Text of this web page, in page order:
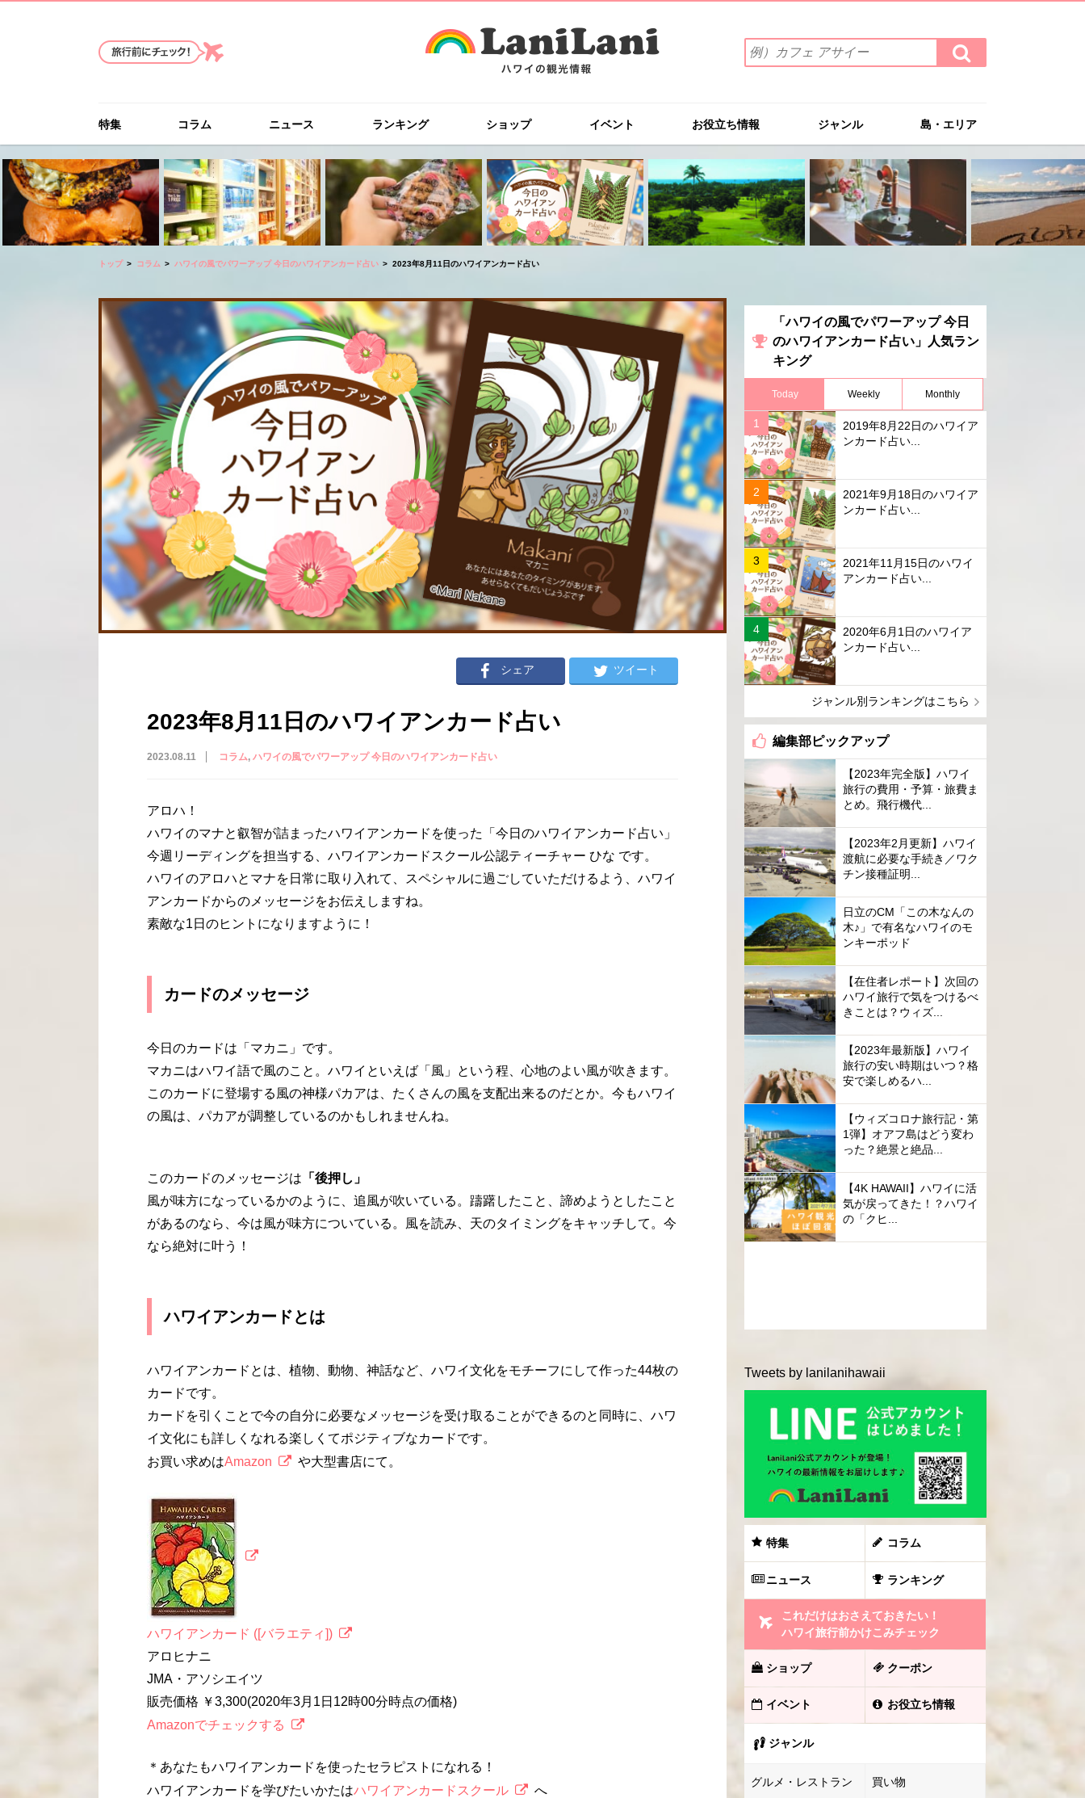
索
ワ
を
入
力
(例）
カ
フ
ェ
イ
検
索
す
特集 コラム ニュース ランキング ショップ イベント お役立ち情報 ジャンル 島・エリア
トップ コラム ハワイの風でパワーアップ 今日のハワイアンカード占い 2023年8月11日のハワイアンカード占い
シェア ツイート
2023年8月11日のハワイアンカード占い
2023.08.11 コラム ハワイの風でパワーアップ 今日のハワイアンカード占い
アロハ！
ハワイのマナと叡智が詰まったハワイアンカードを使った「今日のハワイアンカード占い」
今週リーディングを担当する、ハワイアンカードスクール公認ティーチャー ひな です。
ハワイのアロハとマナを日常に取り入れて、スペシャルに過ごしていただけるよう、ハワイ
アンカードからのメッセージをお伝えしますね。
素敵な1日のヒントになりますように！
カードのメッセージ
今日のカードは「マカニ」です。
マカニはハワイ語で風のこと。ハワイといえば「風」という程、心地のよい風が吹きます。
このカードに登場する風の神様パカアは、たくさんの風を支配出来るのだとか。今もハワイ
の風は、パカアが調整しているのかもしれませんね。
このカードのメッセージは 「後押し」
風が味方になっているかのように、追風が吹いている。躊躇したこと、諦めようとしたこと
があるのなら、今は風が味方についている。風を読み、天のタイミングをキャッチして。今
なら絶対に叶う！
ハワイアンカードとは
ハワイアンカードとは、植物、動物、神話など、ハワイ文化をモチーフにして作った44枚の
カードです。
カードを引くことで今の自分に必要なメッセージを受け取ることができるのと同時に、ハワ
イ文化にも詳しくなれる楽しくてポジティブなカードです。
お買い求めはAmazon や大型書店にて。
ハワイアンカード ([バラエティ])
アロヒナニ
JMA・アソシエイツ
販売価格 ￥3,300(2020年3月1日12時00分時点の価格)
Amazonでチェックする
＊あなたもハワイアンカードを使ったセラピストになれる！
ハワイアンカードを学びたいかたはハワイアンカードスクール へ
「ハワイの風でパワーアップ 今日
のハワイアンカード占い」人気ラン
キング
Today Weekly Monthly
2019年8月22日のハワイア
ンカード占い...
2021年9月18日のハワイア
ンカード占い...
2021年11月15日のハワイ
アンカード占い...
2020年6月1日のハワイア
ンカード占い...
ジャンル別ランキングはこちら
編集部ピックアップ
【2023年完全版】ハワイ
旅行の費用・予算・旅費ま
とめ。飛行機代...
【2023年2月更新】ハワイ
渡航に必要な手続き／ワク
チン接種証明...
日立のCM「この木なんの
木♪」で有名なハワイのモ
ンキーポッド
【在住者レポート】次回の
ハワイ旅行で気をつけるべ
きことは？ウィズ...
【2023年最新版】ハワイ
旅行の安い時期はいつ？格
安で楽しめるハ...
【ウィズコロナ旅行記・第
1弾】オアフ島はどう変わ
った？絶景と絶品...
【4K HAWAII】ハワイに活
気が戻ってきた！？ハワイ
の「クヒ...
Tweets by lanilanihawaii
特集 コラム
ニュース ランキング
これだけはおさえておきたい！
ハワイ旅行前かけこみチェック
ショップ クーポン
イベント お役立ち情報
ジャンル
グルメ・レストラン 買い物